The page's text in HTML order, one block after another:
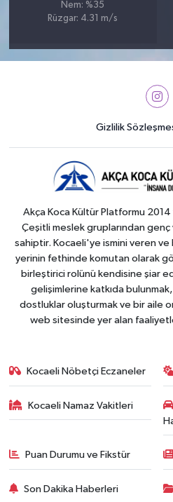
Nem: %35
Rüzgar: 4.31 m/s
Gizlilik
Akça Koca Kültür Platformu 2014
Çeşitli meslek gruplarından
sahiptir. Kocaeli'ye ismini veren
yerinin fethinde komutan olarak
birleştirici rolünü kendisine şiar
gelişimlerine katkıda
dostluklar oluşturmak ve bir aile
web sitesinde yer alan
Kocaeli Nöbetçi Eczaneler
Kocaeli Namaz Vakitleri
Puan Durumu ve Fikstür
Son Dakika Haberleri